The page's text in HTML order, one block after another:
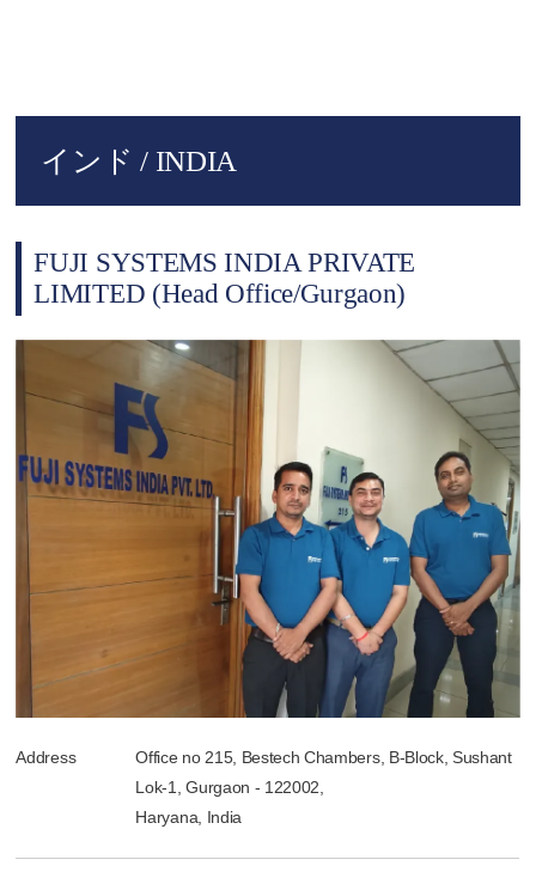
インド / INDIA
FUJI SYSTEMS INDIA PRIVATE
LIMITED (Head Office/Gurgaon)
Address
Office no 215, Bestech Chambers, B-Block, Sushant
Lok-1, Gurgaon - 122002,
Haryana, India